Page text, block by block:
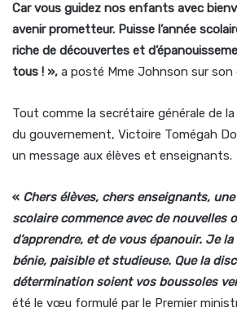
Car vous guidez nos enfants avec
avenir prometteur. Puisse l’année
riche de découvertes et
tous ! », a posté Mme Johnson sur
Tout comme la secrétaire générale de
du gouvernement, Victoire Tomégah
un message aux élèves et enseignants.
« Chers élèves, chers enseignants,
scolaire commence avec de nouvelles
d’apprendre, et de vous épanouir. Je
bénie, paisible et studieuse. Que la
détermination soient vos boussoles
été le vœu formulé par le Premier